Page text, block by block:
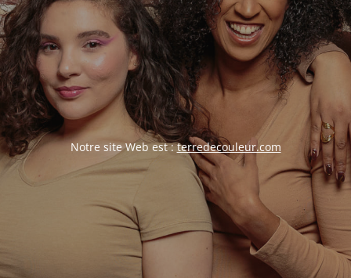
Notre site Web est :terredecouleur.com